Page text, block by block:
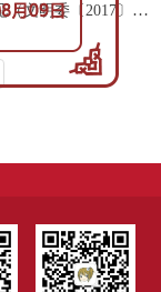
委〔2017〕3号）